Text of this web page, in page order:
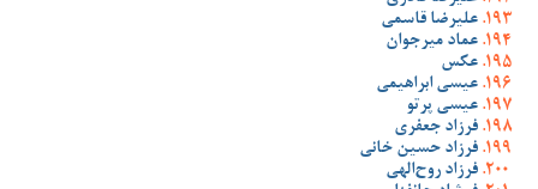
علیرضا قاسمی
عماد میرجوان
عکس
عیسی ابراهیمی
عیسی پرتو
فرزاد جعفری
فرزاد حسین خانی
فرزاد روح‌الهی